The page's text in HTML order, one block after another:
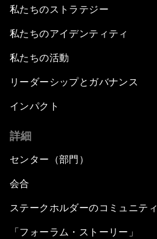
私たちのストラテジー
私たちのアイデンティティ
私たちの活動
リーダーシップとガバナンス
インパクト
詳細
センター（部門）
会合
ステークホルダーのコミュニティ
「フォーラム・ストーリー」